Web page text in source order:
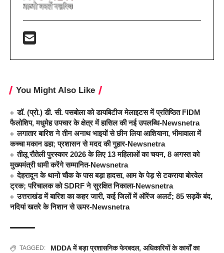
You Might Also Like
डॉ. (प्रो.) डी. सी. पसबोला को डायबिटीज मेलाइटस में प्रतिष्ठित FIDM
फैलोशिप, मधुमेह उपचार के क्षेत्र में हासिल की नई उपलब्धि-Newsnetra
लगातार बारिश ने तीन अनाथ भाइयों से छीन लिया आशियाना, भीमावाला में
कच्चा मकान ढहा; प्रशासन से मदद की गुहार-Newsnetra
तीलू रौतेली पुरस्कार 2026 के लिए 13 महिलाओं का चयन, 8 अगस्त को
मुख्यमंत्री धामी करेंगे सम्मानित-Newsnetra
देहरादून के थानो चौक के पास बड़ा हादसा, आम के पेड़ से टकराया बोरवेल
ट्रक; परिचालक को SDRF ने सुरक्षित निकाला-Newsnetra
उत्तराखंड में बारिश का कहर जारी, कई जिलों में ऑरेंज अलर्ट; 85 सड़कें बंद,
नदियां खतरे के निशान से ऊपर-Newsnetra
TAGGED: MDDA में बड़ा प्रशासनिक फेरबदल, अधिकारियों के कार्यों का